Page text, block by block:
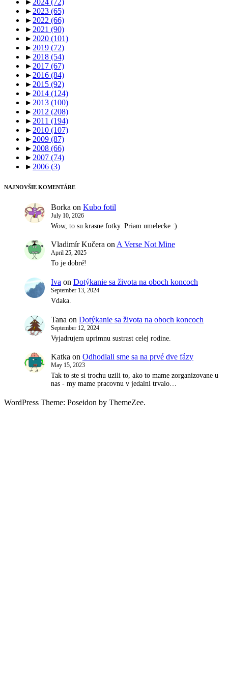
► 2023 (65)
► 2022 (66)
► 2021 (90)
► 2020 (101)
► 2019 (72)
► 2018 (54)
► 2017 (67)
► 2016 (84)
► 2015 (92)
► 2014 (124)
► 2013 (100)
► 2012 (208)
► 2011 (194)
► 2010 (107)
► 2009 (87)
► 2008 (66)
► 2007 (74)
► 2006 (3)
NAJNOVŠIE KOMENTÁRE
Borka on Kubo fotil
July 10, 2026
Wow, to su krasne fotky. Priam umelecke :)
Vladimír Kučera on A Verse Not Mine
April 25, 2025
To je dobré!
Iva on Dotýkanie sa života na oboch koncoch
September 13, 2024
Vdaka.
Tana on Dotýkanie sa života na oboch koncoch
September 12, 2024
Vyjadrujem uprimnu sustrast celej rodine.
Katka on Odhodlali sme sa na prvé dve fázy
May 15, 2023
Tak to ste si trochu uzili to, ako to mame zorganizovane u
nas - my mame pracovnu v jedalni trvalo…
WordPress Theme: Poseidon by ThemeZee.